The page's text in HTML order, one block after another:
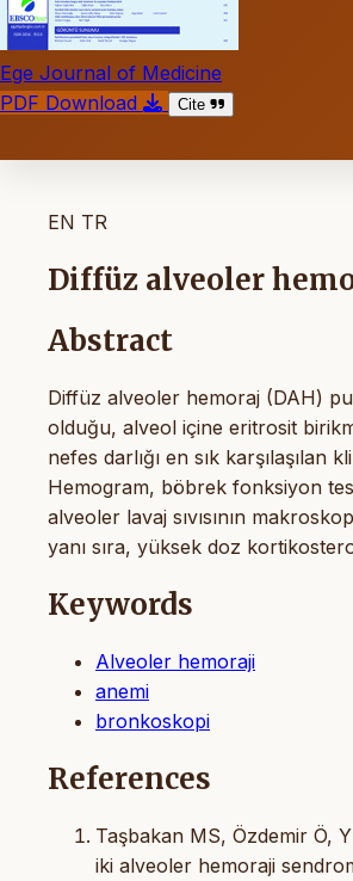
Ege Journal of Medicine
PDF Download
Cite
EN TR
Diffüz alveoler
Abstract
Diffüz alveoler hemoraj (DAH)
olduğu, alveol içine eritrosit
nefes darlığı en sık
Hemogram, böbrek fonksiyon
alveoler lavaj sıvısının
yanı sıra, yüksek doz
Keywords
Alveoler hemoraji
anemi
bronkoskopi
References
Taşbakan MS, Özdemir Ö,
iki alveoler hemoraji